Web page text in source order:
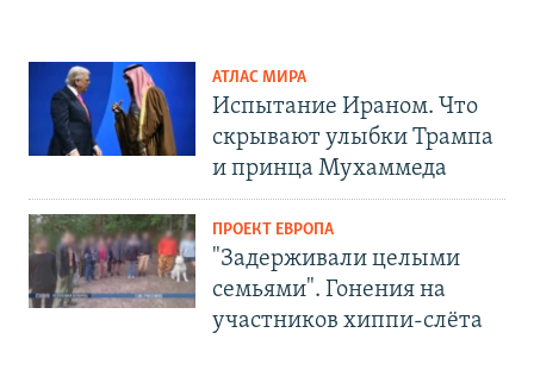
АТЛАС МИРА
Испытание Ираном. Что
скрывают улыбки Трампа
и принца Мухаммеда
ПРОЕКТ ЕВРОПА
"Задерживали целыми
семьями". Гонения на
участников хиппи-слёта